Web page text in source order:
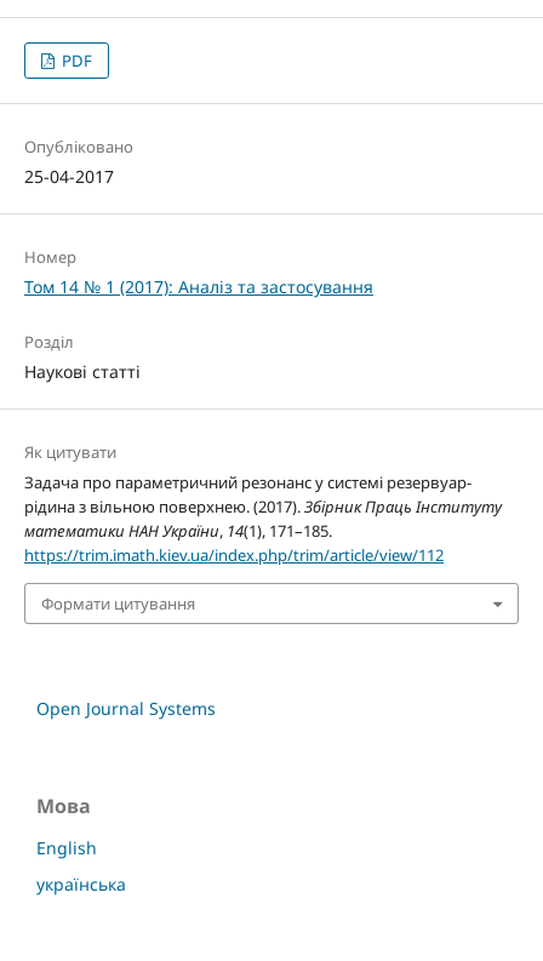
PDF
Опубліковано
25-04-2017
Номер
Том 14 № 1 (2017): Аналіз та застосування
Розділ
Наукові статті
Як цитувати
Задача про параметричний резонанс у системі резервуар-
рідина з вільною поверхнею. (2017).Збірник Праць Інституту
математики НАН України, 14(1), 171–185.
https://trim.imath.kiev.ua/index.php/trim/article/view/112
Формати цитування
Open Journal Systems
Мова
English
українська